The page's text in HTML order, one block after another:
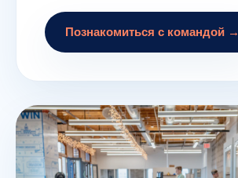
Познакомиться с командой →